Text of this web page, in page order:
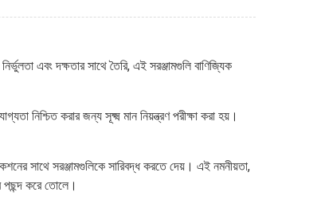
এবং দক্ষতার সাথে তৈরি, এই সরঞ্জামগুলি বাণিজ্যিক
নিশ্চিত করার জন্য সূক্ষ্ম মান নিয়ন্ত্রণ পরীক্ষা করা হয়।
সাথে সরঞ্জামগুলিকে সারিবদ্ধ করতে দেয়। এই নমনীয়তা,
পছন্দ করে তোলে।